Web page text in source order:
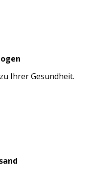
Ihrer Gesundheit.